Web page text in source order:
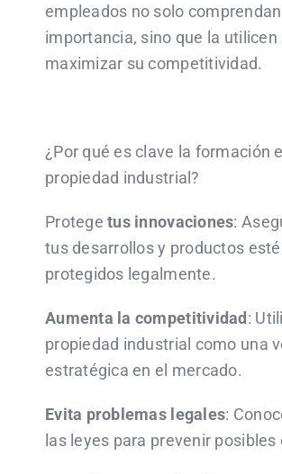
empleados no solo
importancia, sino que la utilicen
maximizar su competitividad.
¿Por qué es clave la formación
propiedad industrial?
Protege tus innovaciones:
tus desarrollos y productos
protegidos legalmente.
Aumenta la competitividad :
propiedad industrial como una
estratégica en el mercado.
Evita problemas legales:
las leyes para prevenir